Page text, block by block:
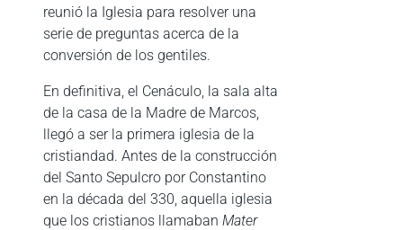
reunió la Iglesia para resolver una
serie de preguntas acerca de la
conversión de los gentiles.
En definitiva, el Cenáculo, la sala alta
de la casa de la Madre de Marcos,
llegó a ser la primera iglesia de la
cristiandad. Antes de la construcción
del Santo Sepulcro por Constantino
en la década del 330, aquella iglesia
que los cristianos llamabanMater